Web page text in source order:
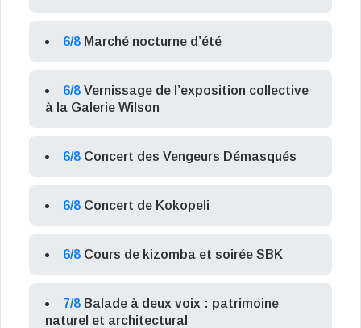
6/8 Marché nocturne d’été
6/8 Vernissage de l’exposition collective
à la Galerie Wilson
6/8 Concert des Vengeurs Démasqués
6/8 Concert de Kokopeli
6/8 Cours de kizomba et soirée SBK
7/8 Balade à deux voix : patrimoine
naturel et architectural